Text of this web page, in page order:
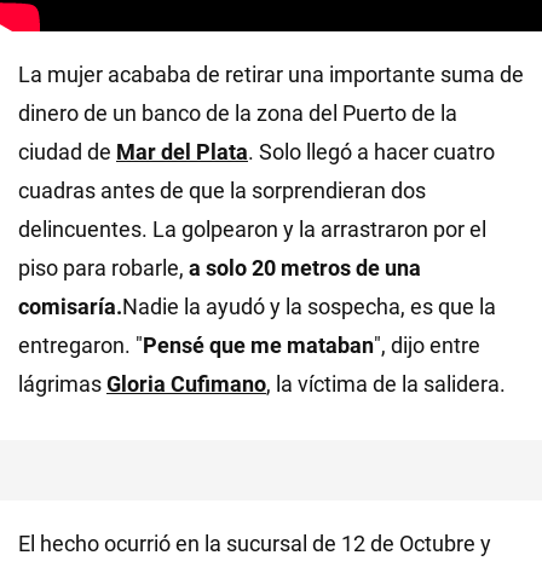
La mujer acababa de retirar una importante suma de
dinero de un banco de la zona del Puerto de la
ciudad de Mar del Plata. Solo llegó a hacer cuatro
cuadras antes de que la sorprendieran dos
delincuentes. La golpearon y la arrastraron por el
piso para robarle, a solo 20 metros de una
comisaría.Nadie la ayudó y la sospecha, es que la
entregaron. "Pensé que me mataban", dijo entre
lágrimasGloria Cufimano, la víctima de la salidera.
El hecho ocurrió en la sucursal de 12 de Octubre y